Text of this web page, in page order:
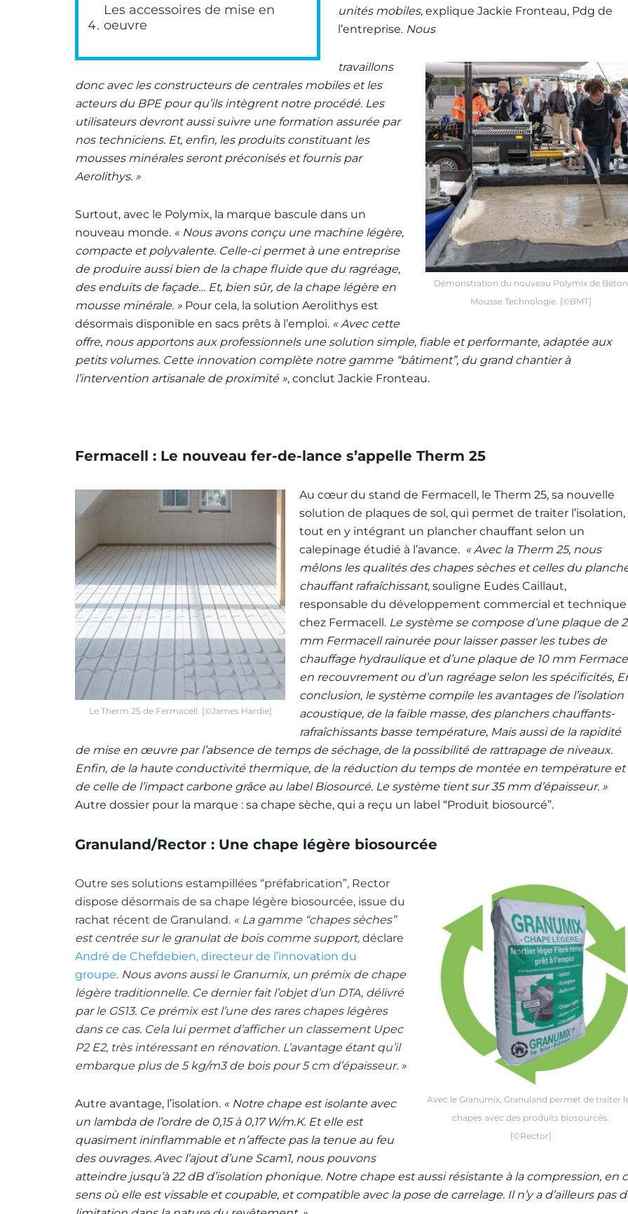
Les accessoires de mise en
oeuvre
unités mobiles, explique Jackie Fronteau, Pdg de
l’entreprise. Nous
Démonstration du nouveau Polymix de Béton
Mousse Technologie. [©BMT]
travaillons
donc avec les constructeurs de centrales mobiles et les
acteurs du BPE pour qu’ils intègrent notre procédé. Les
utilisateurs devront aussi suivre une formation assurée par
nos techniciens. Et, enfin, les produits constituant les
mousses minérales seront préconisés et fournis par
Aerolithys. »
Surtout, avec le Polymix, la marque bascule dans un
nouveau monde. « Nous avons conçu une machine légère,
compacte et polyvalente. Celle-ci permet à une entreprise
de produire aussi bien de la chape fluide que du ragréage,
des enduits de façade… Et, bien sûr, de la chape légère en
mousse minérale. » Pour cela, la solution Aerolithys est
désormais disponible en sacs prêts à l’emploi. « Avec cette
offre, nous apportons aux professionnels une solution simple, fiable et performante, adaptée aux
petits volumes. Cette innovation complète notre gamme “bâtiment”, du grand chantier à
l’intervention artisanale de proximité », conclut Jackie Fronteau.
Fermacell : Le nouveau fer-de-lance s’appelle Therm 25
Le Therm 25 de Fermacell. [©James Hardie]
Au cœur du stand de Fermacell, le Therm 25, sa nouvelle
solution de plaques de sol, qui permet de traiter l’isolation,
tout en y intégrant un plancher chauffant selon un
calepinage étudié à l’avance. « Avec la Therm 25, nous
mêlons les qualités des chapes sèches et celles du
chauffant rafraîchissant, souligne Eudes Caillaut,
responsable du développement commercial et technique
chez Fermacell. Le système se compose d’une plaque de
mm Fermacell rainurée pour laisser passer les tubes de
chauffage hydraulique et d’une plaque de 10 mm
en recouvrement ou d’un ragréage selon les spécificités,
conclusion, le système compile les avantages de l’isolation
acoustique, de la faible masse, des planchers chauffants-
rafraîchissants basse température, Mais aussi de la rapidité
de mise en œuvre par l’absence de temps de séchage, de la possibilité de rattrapage de niveaux.
Enfin, de la haute conductivité thermique, de la réduction du temps de montée en température et
de celle de l’impact carbone grâce au label Biosourcé. Le système tient sur 35 mm d’épaisseur. »
Autre dossier pour la marque : sa chape sèche, qui a reçu un label “Produit biosourcé”.
Granuland/Rector : Une chape légère biosourcée
Avec le Granumix, Granuland permet de traiter
chapes avec des produits biosourcés.
[©Rector]
Outre ses solutions estampillées “préfabrication”, Rector
dispose désormais de sa chape légère biosourcée, issue du
rachat récent de Granuland. « La gamme “chapes sèches”
est centrée sur le granulat de bois comme support, déclare
André de Chefdebien, directeur de l’innovation du
groupe. Nous avons aussi le Granumix, un prémix de chape
légère traditionnelle. Ce dernier fait l’objet d’un DTA, délivré
par le GS13. Ce prémix est l’une des rares chapes légères
dans ce cas. Cela lui permet d’afficher un classement Upec
P2 E2, très intéressant en rénovation. L’avantage étant qu’il
embarque plus de 5 kg/m3de bois pour 5 cm d’épaisseur. »
Autre avantage, l’isolation. « Notre chape est isolante avec
un lambda de l’ordre de 0,15 à 0,17 W/m.K. Et elle est
quasiment ininflammable et n’affecte pas la tenue au feu
des ouvrages. Avec l’ajout d’une Scam1, nous pouvons
atteindre jusqu’à 22 dB d’isolation phonique. Notre chape est aussi résistante à la compression, en
sens où elle est vissable et coupable, et compatible avec la pose de carrelage. Il n’y a d’ailleurs pas